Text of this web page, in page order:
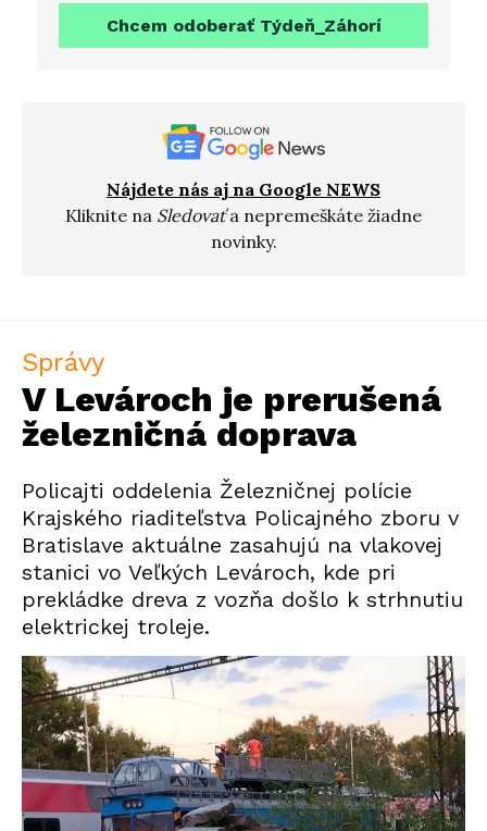
Chcem odoberať Týdeň_Záhorí
Nájdete nás aj na Google NEWS
Kliknite na Sledovaťa nepremeškáte žiadne
novinky.
Správy
V Levároch je prerušená
železničná doprava
Policajti oddelenia Železničnej polície
Krajského riaditeľstva Policajného zboru v
Bratislave aktuálne zasahujú na vlakovej
stanici vo Veľkých Levároch, kde pri
prekládke dreva z vozňa došlo k strhnutiu
elektrickej troleje.